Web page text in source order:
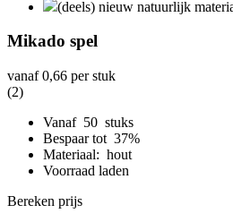
(deels) nieuw natuurlijk
Mikado spel
vanaf0,66 per stuk
(2)
Vanaf 50 stuks
Bespaar tot 37%
Materiaal: hout
Voorraad laden
Bereken prijs